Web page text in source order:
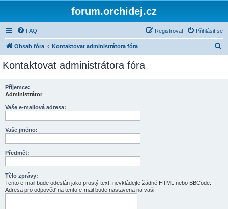
forum.orchidej.cz
FAQ Přihlásit se
Registrovat
Obsah fóra Kontaktovat administrátora fóra
Kontaktovat administrátora fóra
Příjemce:
Administrátor
Vaše e-mailová adresa:
Vaše jméno:
Předmět:
Tělo zprávy:
Tento e-mail bude odeslán jako prostý text, nevkládejte žádné HTML nebo BBCode.
Adresa pro odpověď na tento e-mail bude nastavena na vaši.